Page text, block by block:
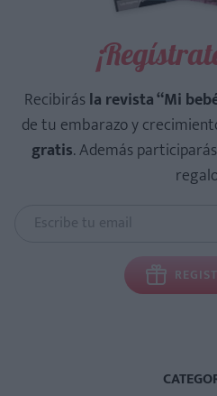
Recibirásla revista “Mi
de tu embarazo y
gratis. Además